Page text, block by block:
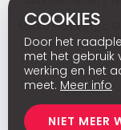
Media Marketing
COOKIES
Door het
met het gebruik
werking en het
meet. Meer info
NIET MEER